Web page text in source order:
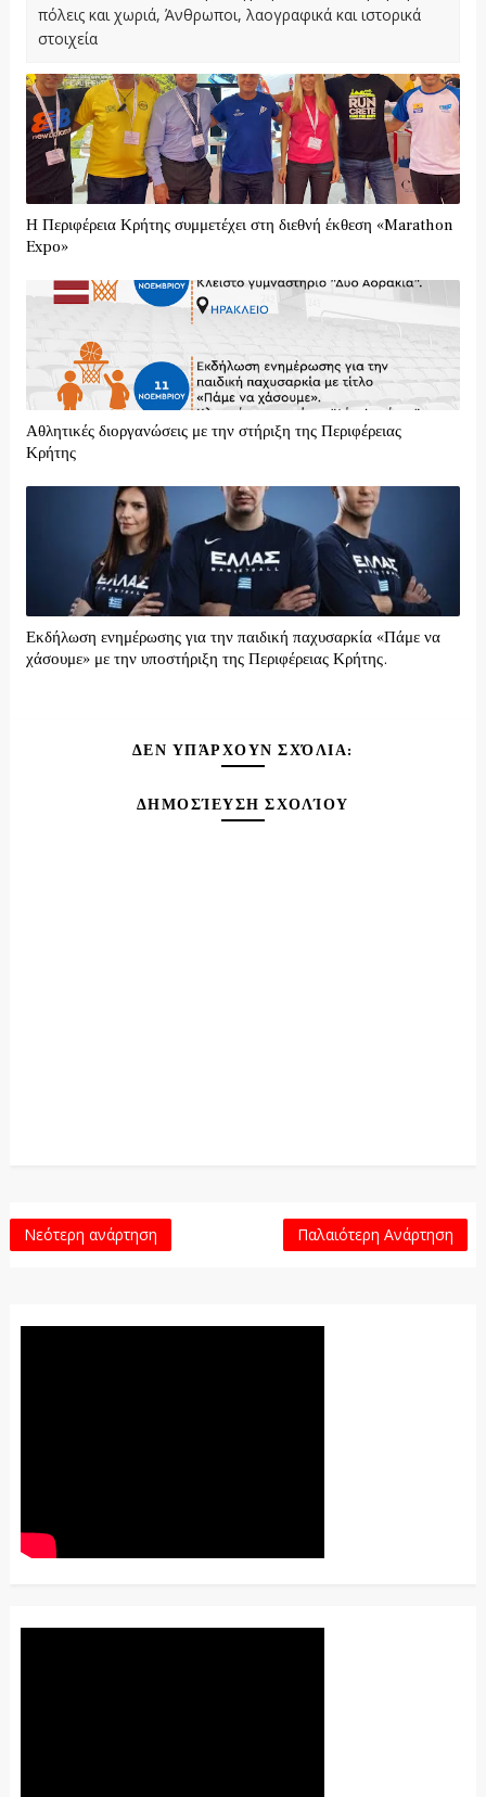
πόλεις και χωριά, Άνθρωποι, λαογραφικά και ιστορικά
στοιχεία
Η Περιφέρεια Κρήτης συμμετέχει στη διεθνή έκθεση «Marathon
Expo»
Αθλητικές διοργανώσεις με την στήριξη της Περιφέρειας
Κρήτης
Εκδήλωση ενημέρωσης για την παιδική παχυσαρκία «Πάμε να
χάσουμε» με την υποστήριξη της Περιφέρειας Κρήτης.
ΔΕΝ ΥΠΆΡΧΟΥΝ ΣΧΌΛΙΑ:
ΔΗΜΟΣΊΕΥΣΗ ΣΧΟΛΊΟΥ
Νεότερη ανάρτηση Παλαιότερη Ανάρτηση